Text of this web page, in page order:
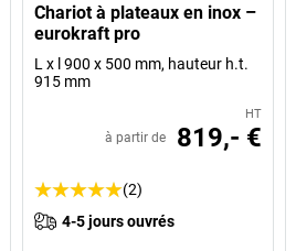
Chariot à plateaux en inox –
eurokraft pro
L x l 900 x 500 mm, hauteur h.t.
915 mm
HT
à partir de 819,- €
(2)
4-5 jours ouvrés